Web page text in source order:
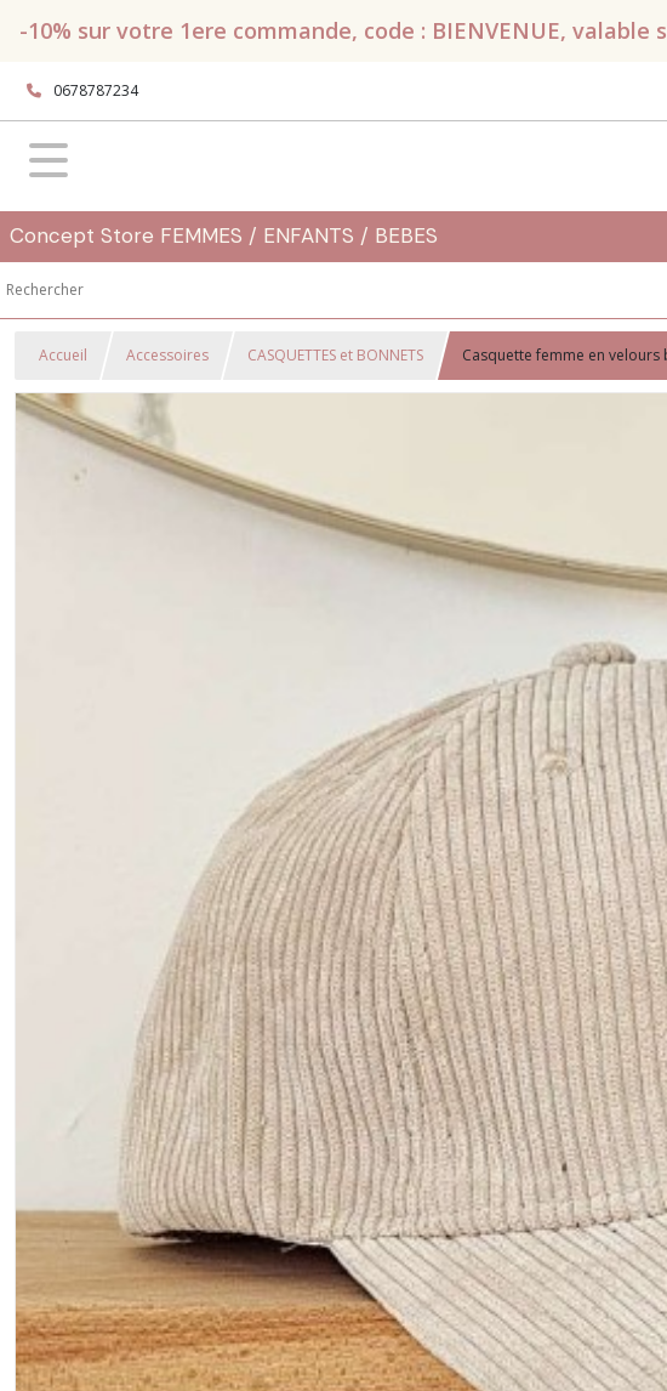
-10% sur votre 1ere commande, code : BIENVENUE,
0678787234
Concept Store FEMMES / ENFANTS / BEBES
Accueil Accessoires CASQUETTES et BONNETS Casquette femme en velours